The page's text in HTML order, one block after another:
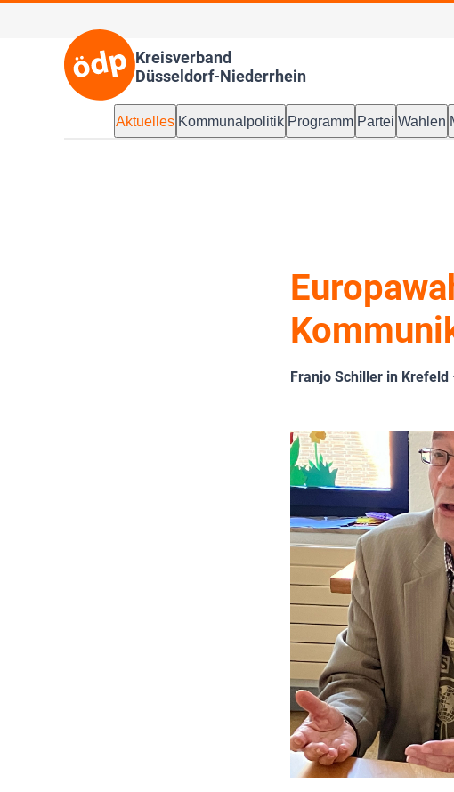
Kreisverband
Düsseldorf-Niederrhein
Aktuelles Kommunalpolitik Programm Partei Wahlen
Franjo Schiller in Krefeld